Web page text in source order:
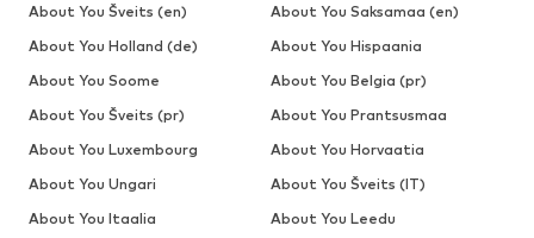
About You Šveits (en)
About You Saksamaa (en)
About You Holland (de)
About You Hispaania
About You Soome
About You Belgia (pr)
About You Šveits (pr)
About You Prantsusmaa
About You Luxembourg
About You Horvaatia
About You Ungari
About You Šveits (IT)
About You Itaalia
About You Leedu